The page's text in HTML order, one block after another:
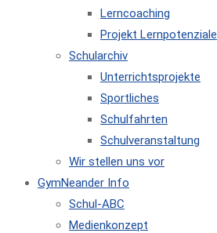
Lerncoaching
Projekt Lernpotenziale
Schularchiv
Unterrichtsprojekte
Sportliches
Schulfahrten
Schulveranstaltung
Wir stellen uns vor
GymNeander Info
Schul-ABC
Medienkonzept